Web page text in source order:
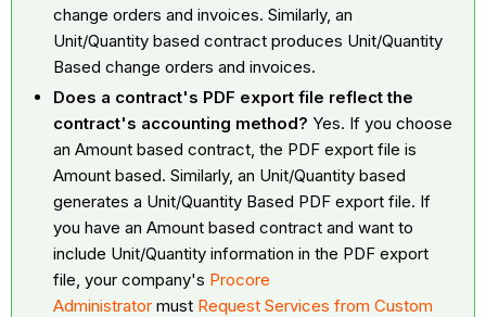
change orders and invoices. Similarly, an
Unit/Quantity based contract produces Unit/Quantity
Based change orders and invoices.
Does a contract's PDF export file reflect the
contract's accounting method? Yes. If you choose
an Amount based contract, the PDF export file is
Amount based. Similarly, an Unit/Quantity based
generates a Unit/Quantity Based PDF export file. If
you have an Amount based contract and want to
include Unit/Quantity information in the PDF export
file, your company's Procore
Administrator must Request Services from Custom